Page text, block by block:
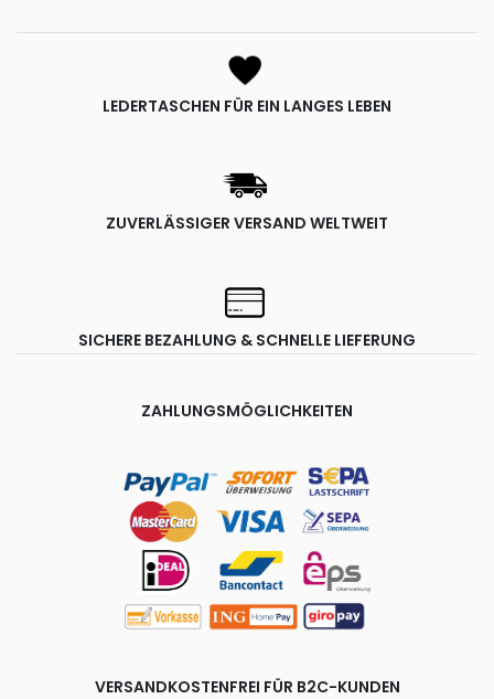
LEDERTASCHEN FÜR EIN LANGES LEBEN
ZUVERLÄSSIGER VERSAND WELTWEIT
SICHERE BEZAHLUNG & SCHNELLE LIEFERUNG
ZAHLUNGSMÖGLICHKEITEN
VERSANDKOSTENFREI FÜR B2C-KUNDEN